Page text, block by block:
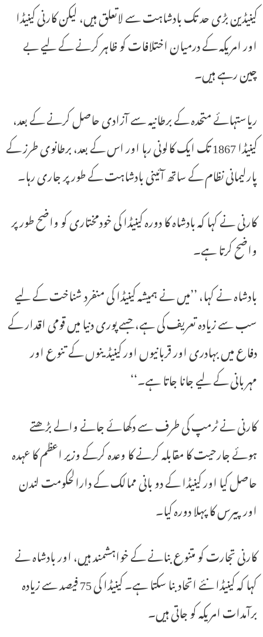
کینیڈین بڑی حد تک بادشاہت سے لاتعلق ہیں، لیکن کارنی کینیڈا
اور امریکہ کے درمیان اختلافات کو ظاہر کرنے کے لیے بے
چین رہے ہیں۔
ریاستہائے متحدہ کے برطانیہ سے آزادی حاصل کرنے کے بعد،
کینیڈا 1867 تک ایک کالونی رہا اور اس کے بعد، برطانوی طرز کے
پارلیمانی نظام کے ساتھ آئینی بادشاہت کے طور پر جاری رہا۔
کارنی نے کہا کہ بادشاہ کا دورہ کینیڈا کی خودمختاری کو واضح طور پر
واضح کرتا ہے۔
بادشاہ نے کہا، ’’میں نے ہمیشہ کینیڈا کی منفرد شناخت کے لیے
سب سے زیادہ تعریف کی ہے، جسے پوری دنیا میں قومی اقدار کے
دفاع میں بہادری اور قربانیوں اور کینیڈینوں کے تنوع اور
مہربانی کے لیے جانا جاتا ہے۔‘‘
کارنی نے ٹرمپ کی طرف سے دکھائے جانے والے بڑھتے
ہوئے جارحیت کا مقابلہ کرنے کا وعدہ کرکے وزیر اعظم کا عہدہ
حاصل کیا اور کینیڈا کے دو بانی ممالک کے دارالحکومت لندن
اور پیرس کا پہلا دورہ کیا۔
کارنی تجارت کو متنوع بنانے کے خواہشمند ہیں، اور بادشاہ نے
کہا کہ کینیڈا نئے اتحاد بنا سکتا ہے۔ کینیڈا کی 75 فیصد سے زیادہ
برآمدات امریکہ کو جاتی ہیں۔